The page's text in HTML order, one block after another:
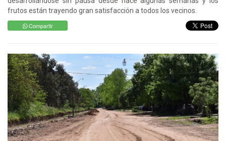
frutos están trayendo gran satisfacción a todos los vecinos.
Compartir